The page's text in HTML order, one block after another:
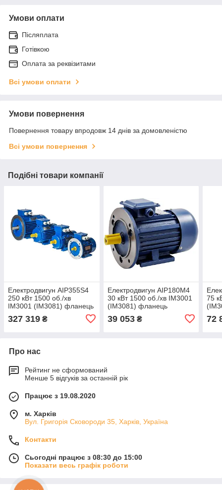
Умови оплати
Післяплата
Готівкою
Оплата за реквізитами
Всі умови оплати
Умови повернення
Повернення товару впродовж 14 днів за домовленістю
Всі умови повернення
Подібні товари компанії
Електродвигун АІР355S4
250 кВт 1500 об./хв
IM3001 (IM3081) фланець
327 319 ₴
Електродвигун АІР180М4
30 кВт 1500 об./хв IM3001
(IM3081) фланець
39 053₴
75
72
Про нас
Рейтинг не сформований
Менше 5 відгуків за останній рік
Працює з 19.08.2020
м. Харків
Вул. Григорія Сковороди 35, Харків, Україна
Контакти
Сьогодні працює з 08:30 до 15:00
Показати весь графік роботи